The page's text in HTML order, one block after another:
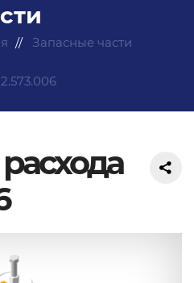
Запасные части